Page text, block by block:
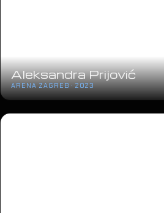
Aleksandra Prijović
ARENA ZAGREB · 2023